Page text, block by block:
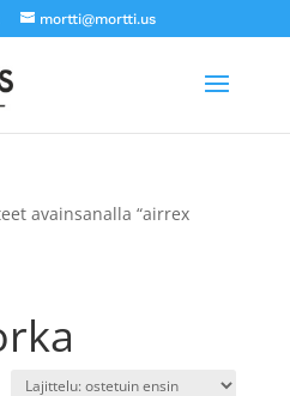
mortti@mortti.us
avainsanalla “airrex